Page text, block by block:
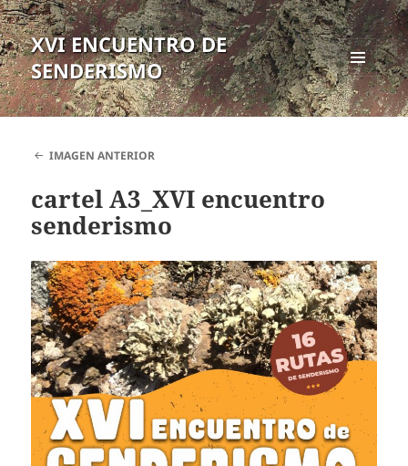
XVI ENCUENTRO DE
SENDERISMO
MENÚ
Y
WIDGETS
IMAGEN ANTERIOR
cartel A3_XVI encuentro
senderismo